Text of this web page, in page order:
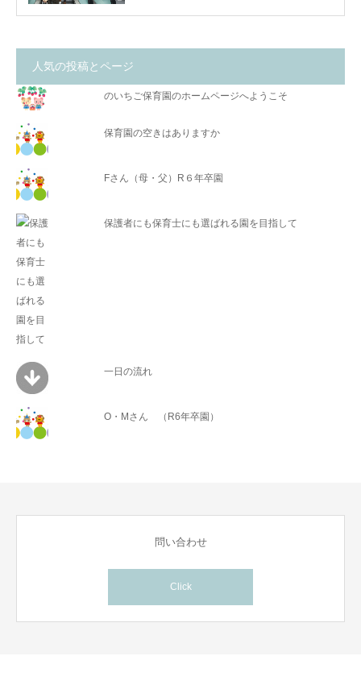
人気の投稿とページ
のいちご保育園のホームページへようこそ
保育園の空きはありますか
Fさん（母・父）R６年卒園
保護者にも保育士にも選ばれる園を目指して
一日の流れ
O・Mさん （R6年卒園）
問い合わせ
Click